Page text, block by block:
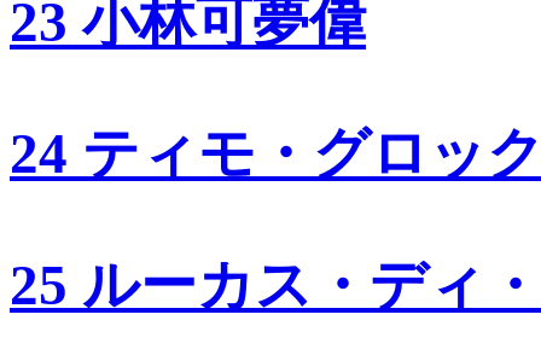
23 小林可夢偉
24 ティモ・グロッ
25 ルーカス・ディ